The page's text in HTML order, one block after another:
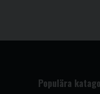
Populära